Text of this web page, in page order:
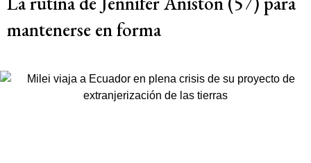
mantenerse en forma